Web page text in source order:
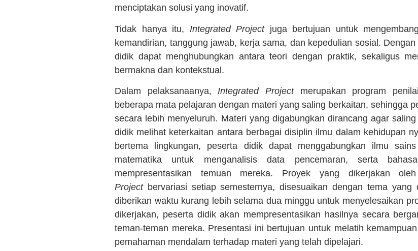
menciptakan solusi yang inovatif.
Tidak hanya itu, Integrated Projectjuga bertujuan untuk
kemandirian, tanggung jawab, kerja sama, dan kepedulian sosial.
didik dapat menghubungkan antara teori dengan praktik, sekaligus
bermakna dan kontekstual.
Dalam pelaksanaanya, Integrated Projectmerupakan program
beberapa mata pelajaran dengan materi yang saling berkaitan, sehingga
secara lebih menyeluruh. Materi yang digabungkan dirancang agar
didik melihat keterkaitan antara berbagai disiplin ilmu dalam kehidupan
bertema lingkungan, peserta didik dapat menggabungkan ilmu
matematika untuk menganalisis data pencemaran, serta
mempresentasikan temuan mereka. Proyek yang dikerjakan
Projectbervariasi setiap semesternya, disesuaikan dengan tema yang
diberikan waktu kurang lebih selama dua minggu untuk menyelesaikan
dikerjakan, peserta didik akan mempresentasikan hasilnya secara
teman-teman mereka. Presentasi ini bertujuan untuk melatih
pemahaman mendalam terhadap materi yang telah dipelajari.